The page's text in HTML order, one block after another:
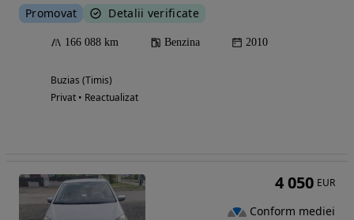
Promovat Detalii verificate
166 088 km Benzina 2010
Buzias (Timis)
Privat • Reactualizat
4 050 EUR
Conform mediei